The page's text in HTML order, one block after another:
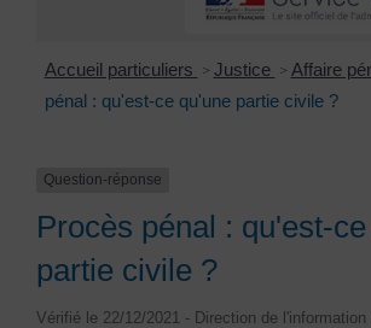
Accueil particuliers > Justice > Affaire
pénal : qu'est-ce qu'une partie civile ?
Question-réponse
Procès pénal : qu'est-
partie civile ?
Vérifié le 22/12/2021 - Direction de l'information